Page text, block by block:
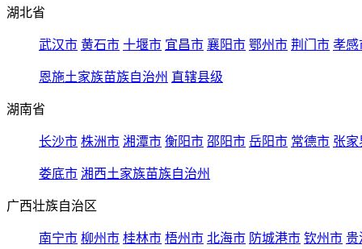
湖北省
武汉市 黄石市 十堰市 宜昌市 襄阳市 鄂州市 荆门市 孝感
恩施土家族苗族自治州 直辖县级
湖南省
长沙市 株洲市 湘潭市 衡阳市 邵阳市 岳阳市 常德市 张家
娄底市 湘西土家族苗族自治州
广西壮族自治区
南宁市 柳州市 桂林市 梧州市 北海市 防城港市 钦州市 贵